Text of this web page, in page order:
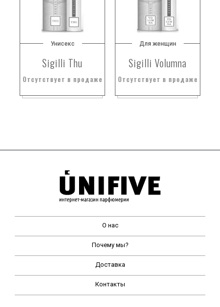
Унисекс
Sigilli Thu
Отсутствует в продаже
Для женщин
Sigilli Volumna
Отсутствует в продаже
О нас
Почему мы?
Доставка
Контакты